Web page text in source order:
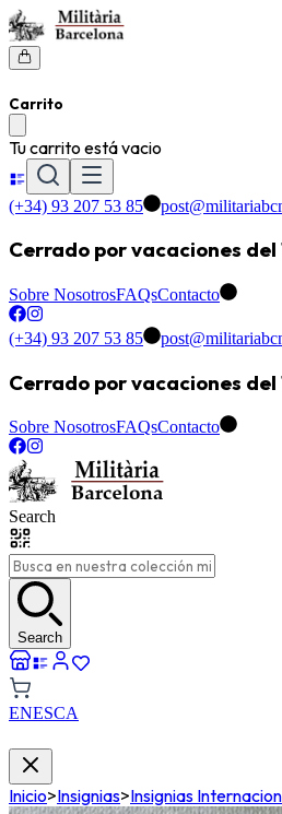
Carrito
Tu carrito está vacio
(+34) 93 207 53 85
Cerrado por vacaciones
Sobre NosotrosFAQsContacto
(+34) 93 207 53 85
Cerrado por vacaciones
Sobre NosotrosFAQsContacto
Search
Search
ENESCA
Inicio>Insignias>Insignias